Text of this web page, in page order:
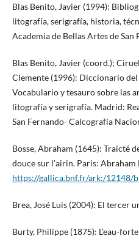
Blas Benito, Javier (1994):
litografía, serigrafía, historia,
Academia de Bellas Artes de
Blas Benito, Javier (coord.);
Clemente (1996): Diccionario
Vocabulario y tesauro sobre las
litografía y serigrafía. Madrid:
San Fernando- Calcografía
Bosse, Abraham (1645): Traicté
douce sur l’airin. Paris: Abraham
https://gallica.bnf.fr/ark:/12148/
Brea, José Luis (2004): El tercer
Burty, Philippe (1875): L’eau-